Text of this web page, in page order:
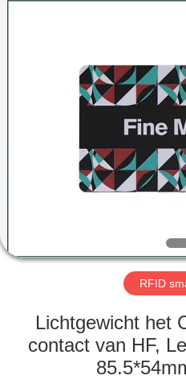
PRODUCTEN
ONGEVEER
FABRIEKSREIS
CONTACTEER
RFID
Lichtgewicht het
contact van HF,